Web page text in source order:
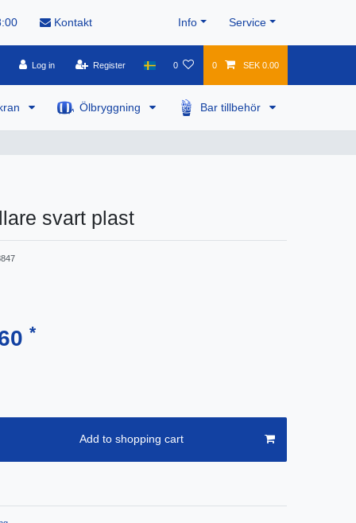
Kontakt Info Service
Log in Register 0 0 SEK 0.00
Ölbryggning Bar tillbehör
svart plast
*
Add to shopping cart